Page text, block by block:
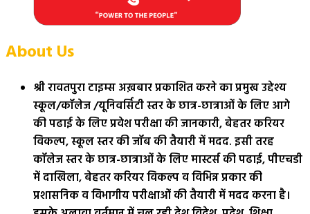
About Us
श्री रावतपुरा टाइम्स अख़बार प्रकाशित करने का प्रमुख उद्देश्य
स्कूल/कॉलेज /यूनिवर्सिटी स्तर के छात्र-छात्राओं के लिए आगे
की पढाई के लिए प्रवेश परीक्षा की जानकारी, बेहतर करियर
विकल्प, स्कूल स्तर की जॉब की तैयारी में मदद. इसी तरह
कॉलेज स्तर के छात्र-छात्राओं के लिए मास्टर्स की पढाई, पीएचडी
में दाखिला, बेहतर करियर विकल्प व विभिन्न प्रकार की
प्रशासनिक व विभागीय परीक्षाओं की तैयारी में मदद करना है।